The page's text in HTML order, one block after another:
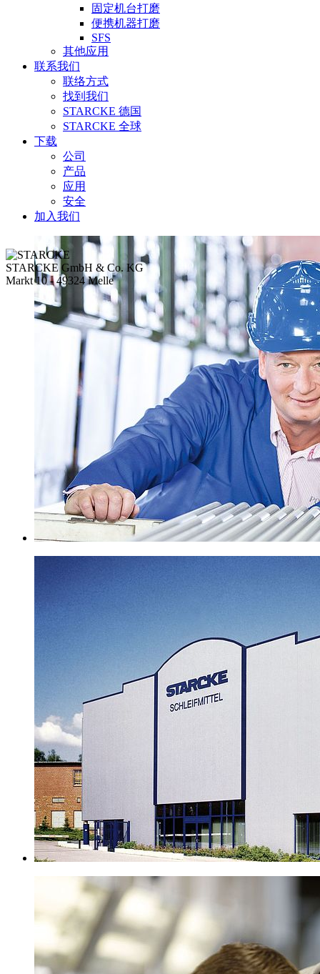
固定机台打磨
便携机器打磨
SFS
其他应用
联系我们
联络方式
找到我们
STARCKE 德国
STARCKE 全球
下载
公司
产品
应用
安全
加入我们
STARCKE GmbH & Co. KG
Markt 10 - 49324 Melle